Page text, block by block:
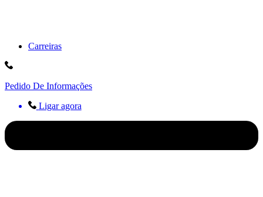
Carreiras
Pedido De Informações
Ligar agora